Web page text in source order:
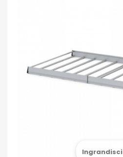
Ingrandisci